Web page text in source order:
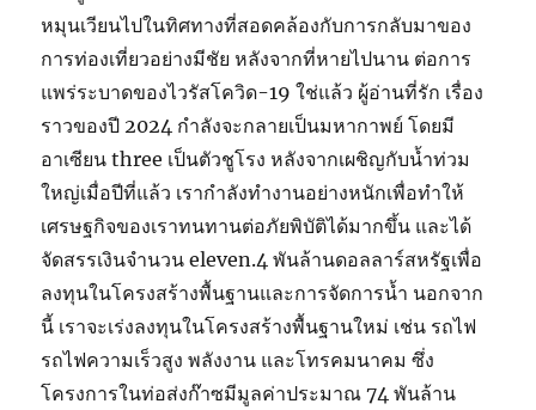
หมุนเวียนไปในทิศทางที่สอดคล้องกับการกลับมาของ
การท่องเที่ยวอย่างมีชัย หลังจากที่หายไปนาน ต่อการ
แพร่ระบาดของไวรัสโควิด-19 ใช่แล้ว ผู้อ่านที่รัก เรื่อง
ราวของปี 2024 กำลังจะกลายเป็นมหากาพย์ โดยมี
อาเซียน three เป็นตัวชูโรง หลังจากเผชิญกับน้ำท่วม
ใหญ่เมื่อปีที่แล้ว เรากำลังทำงานอย่างหนักเพื่อทำให้
เศรษฐกิจของเราทนทานต่อภัยพิบัติได้มากขึ้น และได้
จัดสรรเงินจำนวน eleven.4 พันล้านดอลลาร์สหรัฐเพื่อ
ลงทุนในโครงสร้างพื้นฐานและการจัดการน้ำ นอกจาก
นี้ เราจะเร่งลงทุนในโครงสร้างพื้นฐานใหม่ เช่น รถไฟ
รถไฟความเร็วสูง พลังงาน และโทรคมนาคม ซึ่ง
โครงการในท่อส่งก๊าซมีมูลค่าประมาณ 74 พันล้าน